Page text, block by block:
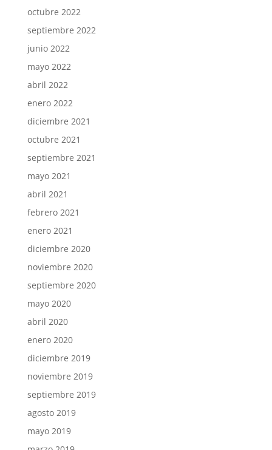
octubre 2022
septiembre 2022
junio 2022
mayo 2022
abril 2022
enero 2022
diciembre 2021
octubre 2021
septiembre 2021
mayo 2021
abril 2021
febrero 2021
enero 2021
diciembre 2020
noviembre 2020
septiembre 2020
mayo 2020
abril 2020
enero 2020
diciembre 2019
noviembre 2019
septiembre 2019
agosto 2019
mayo 2019